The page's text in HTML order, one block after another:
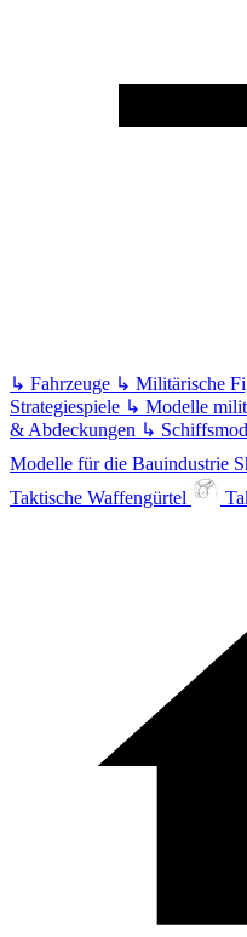
↳ Fahrzeuge ↳ Militärische
Strategiespiele ↳ Modelle
& Abdeckungen ↳
Modelle für die Bauindustrie
Taktische Waffengürtel